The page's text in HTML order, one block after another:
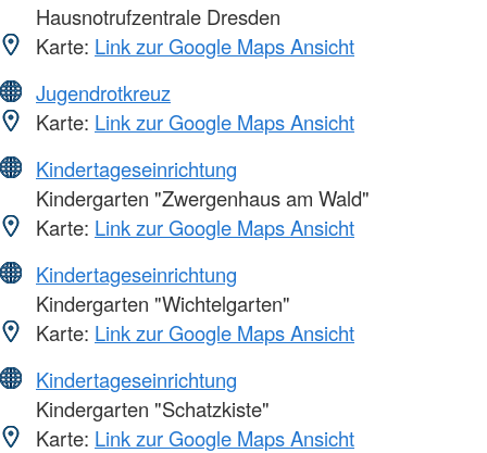
Hausnotrufzentrale Dresden
Karte: Link zur Google Maps Ansicht
Jugendrotkreuz
Karte: Link zur Google Maps Ansicht
Kindertageseinrichtung
Kindergarten "Zwergenhaus am Wald"
Karte: Link zur Google Maps Ansicht
Kindertageseinrichtung
Kindergarten "Wichtelgarten"
Karte: Link zur Google Maps Ansicht
Kindertageseinrichtung
Kindergarten "Schatzkiste"
Karte: Link zur Google Maps Ansicht